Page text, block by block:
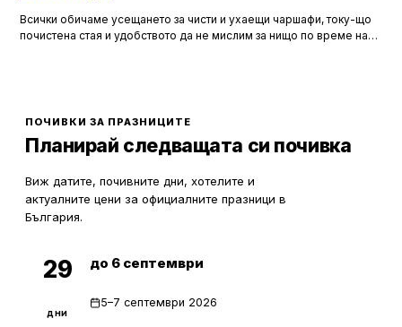
Всички обичаме усещането за чисти и ухаещи чаршафи, току-що
почистена стая и удобството да не мислим за нищо по време на
ПОЧИВКИ ЗА ПРАЗНИЦИТЕ
Планирай следващата си почивка
Виж датите, почивните дни, хотелите и
актуалните цени за официалните празници в
България.
29
дни
до 6 септември
5–7 септември 2026